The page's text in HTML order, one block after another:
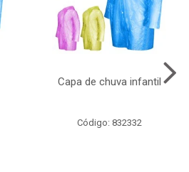
Capa de chuva infantil
Código: 832332